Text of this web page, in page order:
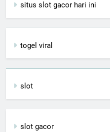
situs slot gacor hari ini
togel viral
slot
slot gacor